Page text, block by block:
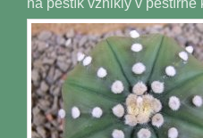
na pestík vznikly v